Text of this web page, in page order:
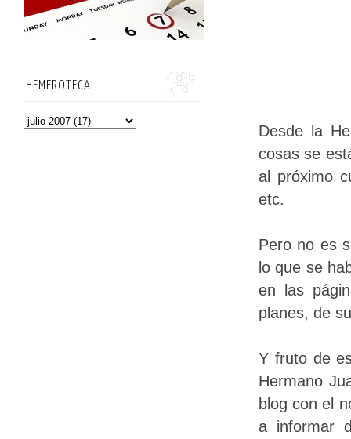
Desde la
cosas se
al próximo
etc.
Pero no es
lo que se
en las
planes, de
Y fruto de
Hermano
blog con el
a informar
HEMEROTECA